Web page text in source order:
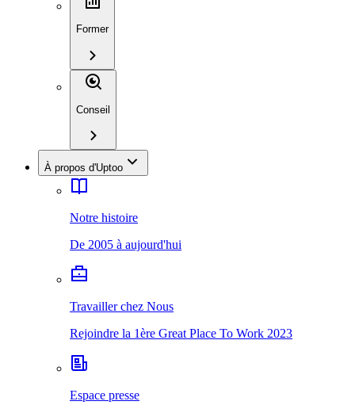
Former
Conseil
À propos d'Uptoo
Notre histoire
De 2005 à aujourd'hui
Travailler chez Nous
Rejoindre la 1ère Great Place To Work 2023
Espace presse